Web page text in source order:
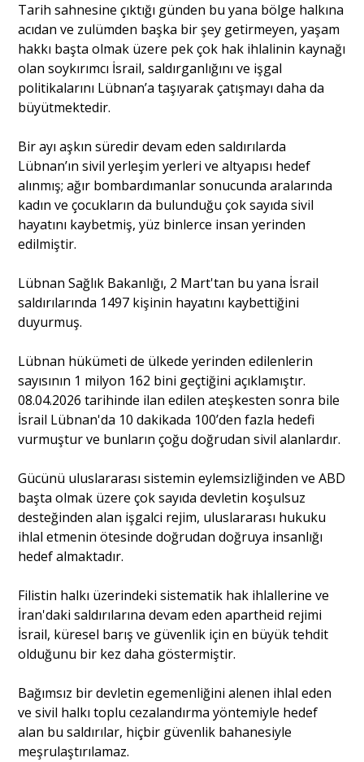
Tarih sahnesine çıktığı günden bu yana bölge halkına
acıdan ve zulümden başka bir şey getirmeyen, yaşam
hakkı başta olmak üzere pek çok hak ihlalinin kaynağı
olan soykırımcı İsrail, saldırganlığını ve işgal
politikalarını Lübnan’a taşıyarak çatışmayı daha da
büyütmektedir.
Bir ayı aşkın süredir devam eden saldırılarda
Lübnan’ın sivil yerleşim yerleri ve altyapısı hedef
alınmış; ağır bombardımanlar sonucunda aralarında
kadın ve çocukların da bulunduğu çok sayıda sivil
hayatını kaybetmiş, yüz binlerce insan yerinden
edilmiştir.
Lübnan Sağlık Bakanlığı, 2 Mart'tan bu yana İsrail
saldırılarında 1497 kişinin hayatını kaybettiğini
duyurmuş.
Lübnan hükümeti de ülkede yerinden edilenlerin
sayısının 1 milyon 162 bini geçtiğini açıklamıştır.
08.04.2026 tarihinde ilan edilen ateşkesten sonra bile
İsrail Lübnan'da 10 dakikada 100’den fazla hedefi
vurmuştur ve bunların çoğu doğrudan sivil alanlardır.
Gücünü uluslararası sistemin eylemsizliğinden ve ABD
başta olmak üzere çok sayıda devletin koşulsuz
desteğinden alan işgalci rejim, uluslararası hukuku
ihlal etmenin ötesinde doğrudan doğruya insanlığı
hedef almaktadır.
Filistin halkı üzerindeki sistematik hak ihlallerine ve
İran'daki saldırılarına devam eden apartheid rejimi
İsrail, küresel barış ve güvenlik için en büyük tehdit
olduğunu bir kez daha göstermiştir.
Bağımsız bir devletin egemenliğini alenen ihlal eden
ve sivil halkı toplu cezalandırma yöntemiyle hedef
alan bu saldırılar, hiçbir güvenlik bahanesiyle
meşrulaştırılamaz.